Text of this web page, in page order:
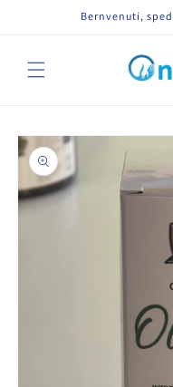
direttamenteBernvenuti,
Passa alle
informazioni
sul prodotto